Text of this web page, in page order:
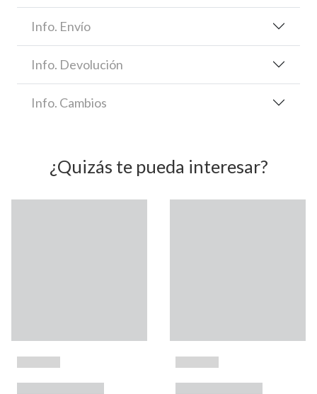
Info. Envío
Info. Devolución
Info. Cambios
¿Quizás te pueda interesar?